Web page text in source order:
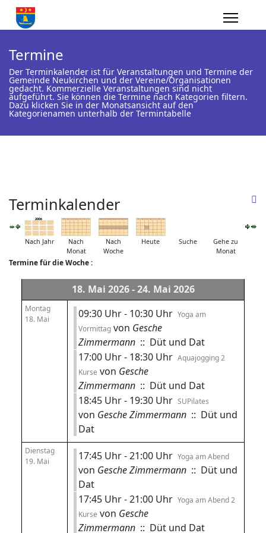
Termine
Der Terminkalender ist für Veranstaltungen und Termine der
Gemeinde Neukirchen und der Vereine/Organisationen
gedacht. Kommerzielle Veranstaltungen sind nicht
aufgeführt. Sie können die Termine nach Kategorien filtern.
Dazu klicken Sie in der Monatsansicht auf den
Kategorienamen unterhalb der Termintabelle
Terminkalender
Nach Jahr
Nach
Monat
Nach
Woche
Heute Suche
Gehe zu
Monat
Termine für die Woche :
18. Mai 2026 - 24. Mai 2026
Montag
18. Mai
09:30 Uhr - 10:30 Uhr Yoga am
Vormittag von Gesche
Zimmermann :: Düt und Dat
17:00 Uhr - 18:30 Uhr Aquajogging 2
Kurse von Gesche
Zimmermann :: Düt und Dat
18:45 Uhr - 19:30 Uhr SUPilates
von Gesche Zimmermann :: Düt und
Dat
Dienstag
19. Mai
17:45 Uhr - 21:00 Uhr Yoga am Abend
von Gesche Zimmermann :: Düt und
Dat
17:45 Uhr - 21:00 Uhr Yoga am Abend 2
Kurse von Gesche
Zimmermann :: Düt und Dat